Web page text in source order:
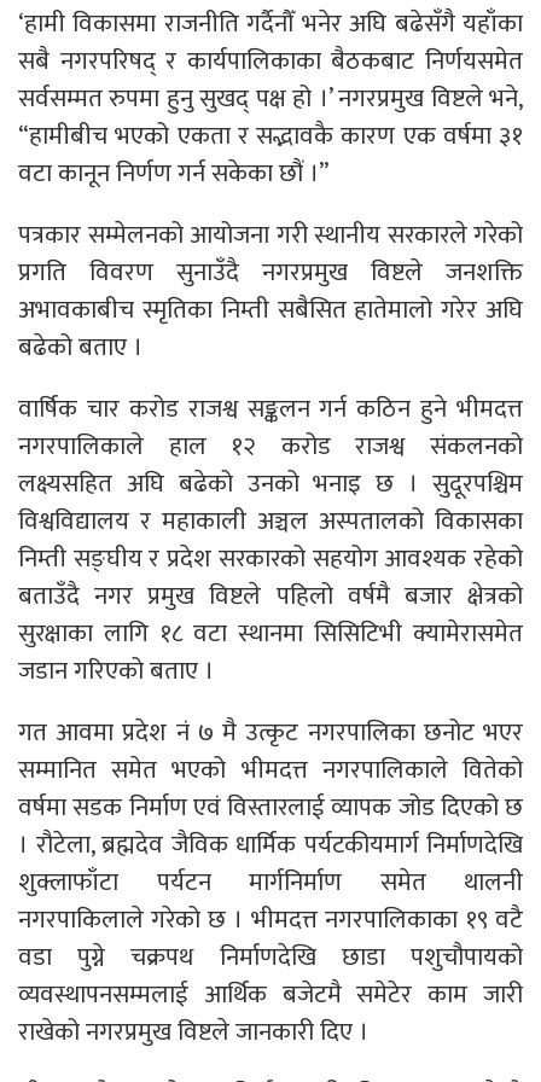
‘हामी विकासमा राजनीति गर्दैनौँ भनेर अघि बढेसँगै यहाँका
सबै नगरपरिषद् र कार्यपालिकाका बैठकबाट निर्णयसमेत
सर्वसम्मत रुपमा हुनु सुखद् पक्ष हो ।’ नगरप्रमुख विष्टले भने,
“हामीबीच भएको एकता र सद्भावकै कारण एक वर्षमा ३१
वटा कानून निर्णण गर्न सकेका छौं ।”
पत्रकार सम्मेलनको आयोजना गरी स्थानीय सरकारले गरेको
प्रगति विवरण सुनाउँदै नगरप्रमुख विष्टले जनशक्ति
अभावकाबीच स्मृतिका निम्ती सबैसित हातेमालो गरेर अघि
बढेको बताए ।
वार्षिक चार करोड राजश्व सङ्कलन गर्न कठिन हुने भीमदत्त
नगरपालिकाले हाल १२ करोड राजश्व संकलनको
लक्ष्यसहित अघि बढेको उनको भनाइ छ । सुदूरपश्चिम
विश्वविद्यालय र महाकाली अञ्चल अस्पतालको विकासका
निम्ती सङ्घीय र प्रदेश सरकारको सहयोग आवश्यक रहेको
बताउँदै नगर प्रमुख विष्टले पहिलो वर्षमै बजार क्षेत्रको
सुरक्षाका लागि १८ वटा स्थानमा सिसिटिभी क्यामेरासमेत
जडान गरिएको बताए ।
गत आवमा प्रदेश नं ७ मै उत्कृट नगरपालिका छनोट भएर
सम्मानित समेत भएको भीमदत्त नगरपालिकाले वितेको
वर्षमा सडक निर्माण एवं विस्तारलाई व्यापक जोड दिएको छ
। रौटेला, ब्रह्मदेव जैविक धार्मिक पर्यटकीयमार्ग निर्माणदेखि
शुक्लाफाँटा पर्यटन मार्गनिर्माण समेत थालनी
नगरपाकिलाले गरेको छ । भीमदत्त नगरपालिकाका १९ वटै
वडा पुग्ने चक्रपथ निर्माणदेखि छाडा पशुचौपायको
व्यवस्थापनसम्मलाई आर्थिक बजेटमै समेटेर काम जारी
राखेको नगरप्रमुख विष्टले जानकारी दिए ।